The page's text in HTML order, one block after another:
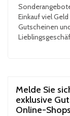
Einkauf viel
Gutscheinen
Melde Sie
exklusive
Online-Shops​